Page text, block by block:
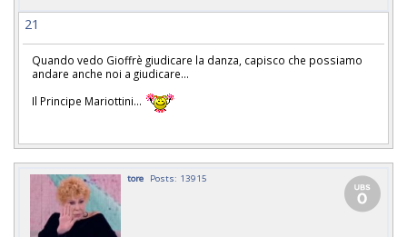
21
Quando vedo Gioffrè giudicare la danza, capisco che possiamo
andare anche noi a giudicare...
Il Principe Mariottini...
tore Posts: 13915